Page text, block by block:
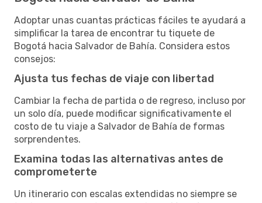
Adoptar unas cuantas prácticas fáciles te ayudará a
simplificar la tarea de encontrar tu tiquete de
Bogotá hacia Salvador de Bahía. Considera estos
consejos:
Ajusta tus fechas de viaje con libertad
Cambiar la fecha de partida o de regreso, incluso por
un solo día, puede modificar significativamente el
costo de tu viaje a Salvador de Bahía de formas
sorprendentes.
Examina todas las alternativas antes de
comprometerte
Un itinerario con escalas extendidas no siempre se